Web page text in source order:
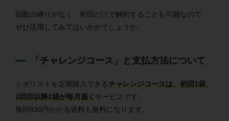
回数の縛りがなく、初回だけで解約することも可能なので、
ぜひ活用してみてはいかがでしょうか。
「チャレンジコース」と支払方法について
シボリストを定期購入できるチャレンジコースは、初回1袋、
2回目以降2袋が毎月届く サービスです。
毎回630円かかる送料も無料になります。